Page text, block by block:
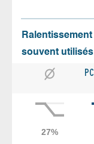
souvent utilisés